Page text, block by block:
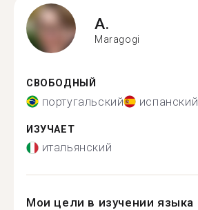
A.
Maragogi
СВОБОДНЫЙ
португальский испанский
ИЗУЧАЕТ
итальянский
Мои цели в изучении языка